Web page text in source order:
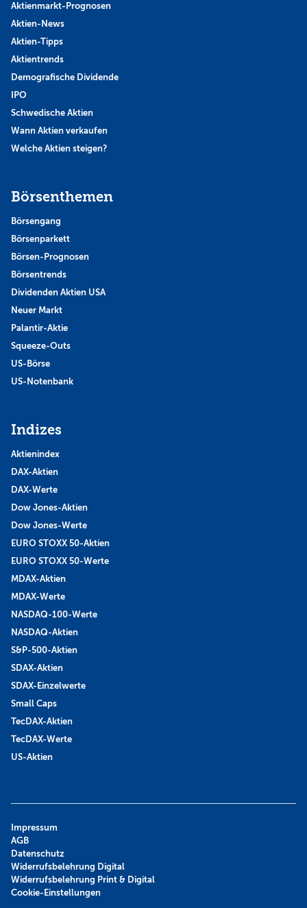
Aktienmarkt-Prognosen
Aktien-News
Aktien-Tipps
Aktientrends
Demografische Dividende
IPO
Schwedische Aktien
Wann Aktien verkaufen
Welche Aktien steigen?
Börsenthemen
Börsengang
Börsenparkett
Börsen-Prognosen
Börsentrends
Dividenden Aktien USA
Neuer Markt
Palantir-Aktie
Squeeze-Outs
US-Börse
US-Notenbank
Indizes
Aktienindex
DAX-Aktien
DAX-Werte
Dow Jones-Aktien
Dow Jones-Werte
EURO STOXX 50-Aktien
EURO STOXX 50-Werte
MDAX-Aktien
MDAX-Werte
NASDAQ-100-Werte
NASDAQ-Aktien
S&P-500-Aktien
SDAX-Aktien
SDAX-Einzelwerte
Small Caps
TecDAX-Aktien
TecDAX-Werte
US-Aktien
Impressum
AGB
Datenschutz
Widerrufsbelehrung Digital
Widerrufsbelehrung Print & Digital
Cookie-Einstellungen